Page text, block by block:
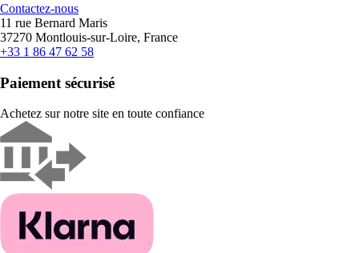
Contactez-nous
11 rue Bernard Maris
37270 Montlouis-sur-Loire, France
+33 1 86 47 62 58
Paiement sécurisé
Achetez sur notre site en toute confiance